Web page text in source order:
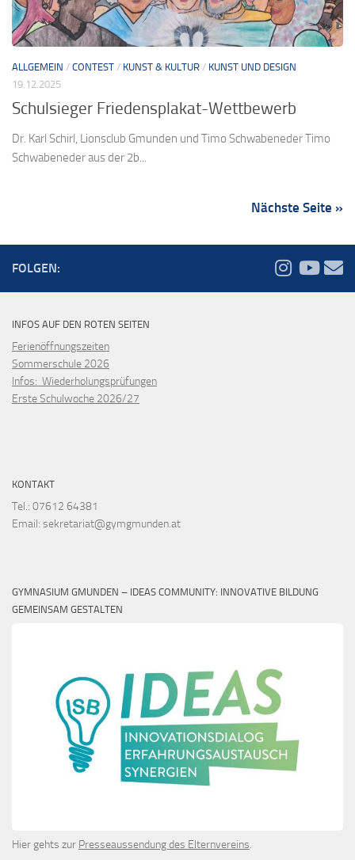
ALLGEMEIN / CONTEST / KUNST & KULTUR / KUNST UND DESIGN
19.12.2025
Schulsieger Friedensplakat-Wettbewerb
Dr. Karl Schirl, Lionsclub Gmunden und Timo Schwabeneder Timo
Schwabeneder aus der 2b...
Nächste Seite »
FOLGEN:
INFOS AUF DEN ROTEN SEITEN
Ferienöffnungszeiten
Sommerschule 2026
Infos: Wiederholungsprüfungen
Erste Schulwoche 2026/27
KONTAKT
Tel.: 07612 64381
Email: sekretariat@gymgmunden.at
GYMNASIUM GMUNDEN – IDEAS COMMUNITY: INNOVATIVE BILDUNG
GEMEINSAM GESTALTEN
Hier gehts zur Presseaussendung des Elternvereins.